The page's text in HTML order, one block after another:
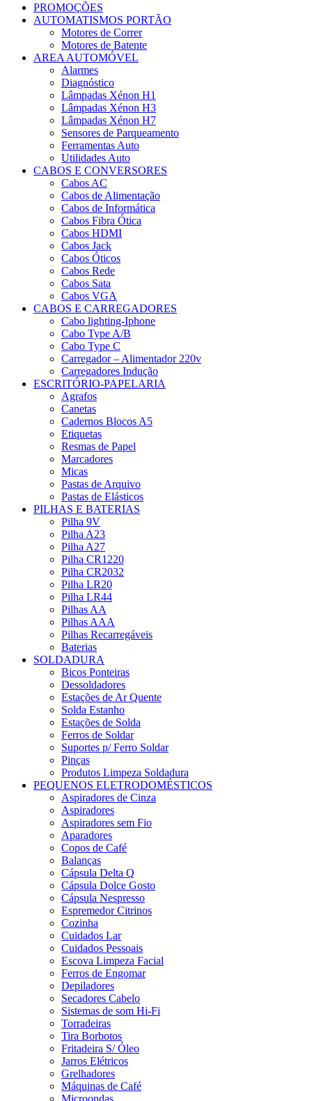
PROMOÇÕES
AUTOMATISMOS PORTÃO
Motores de Correr
Motores de Batente
AREA AUTOMÓVEL
Alarmes
Diagnóstico
Lâmpadas Xénon H1
Lâmpadas Xénon H3
Lâmpadas Xénon H7
Sensores de Parqueamento
Ferramentas Auto
Utilidades Auto
CABOS E CONVERSORES
Cabos AC
Cabos de Alimentação
Cabos de Informática
Cabos Fibra Ótica
Cabos HDMI
Cabos Jack
Cabos Óticos
Cabos Rede
Cabos Sata
Cabos VGA
CABOS E CARREGADORES
Cabo lighting-Iphone
Cabo Type A/B
Cabo Type C
Carregador – Alimentador 220v
Carregadores Indução
ESCRITÓRIO-PAPELARIA
Agrafos
Canetas
Cadernos Blocos A5
Etiquetas
Resmas de Papel
Marcadores
Micas
Pastas de Arquivo
Pastas de Elásticos
PILHAS E BATERIAS
Pilha 9V
Pilha A23
Pilha A27
Pilha CR1220
Pilha CR2032
Pilha LR20
Pilha LR44
Pilhas AA
Pilhas AAA
Pilhas Recarregáveis
Baterias
SOLDADURA
Bicos Ponteiras
Dessoldadores
Estações de Ar Quente
Solda Estanho
Estações de Solda
Ferros de Soldar
Suportes p/ Ferro Soldar
Pinças
Produtos Limpeza Soldadura
PEQUENOS ELETRODOMÉSTICOS
Aspiradores de Cinza
Aspiradores
Aspiradores sem Fio
Aparadores
Copos de Café
Balanças
Cápsula Delta Q
Cápsula Dolce Gosto
Cápsula Nespresso
Espremedor Citrinos
Cozinha
Cuidados Lar
Cuidados Pessoais
Escova Limpeza Facial
Ferros de Engomar
Depiladores
Secadores Cabelo
Sistemas de som Hi-Fi
Torradeiras
Tira Borbotos
Fritadeira S/ Óleo
Jarros Elétricos
Grelhadores
Máquinas de Café
Microondas